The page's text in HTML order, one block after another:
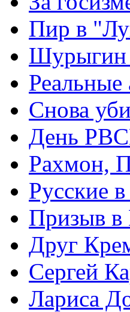
Пир в
Шурыгин
Реальные
Снова
День
Рахмон,
Русские
Призыв в
Друг
Сергей
Лариса